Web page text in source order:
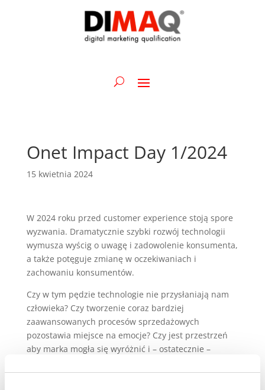
Onet Impact Day 1/2024
15 kwietnia 2024
W 2024 roku przed customer experience stoją spore
wyzwania. Dramatycznie szybki rozwój technologii
wymusza wyścig o uwagę i zadowolenie konsumenta,
a także potęguje zmianę w oczekiwaniach i
zachowaniu konsumentów.
Czy w tym pędzie technologie nie przysłaniają nam
człowieka? Czy tworzenie coraz bardziej
zaawansowanych procesów sprzedażowych
pozostawia miejsce na emocje? Czy jest przestrzeń
aby marka mogła się wyróżnić i – ostatecznie –